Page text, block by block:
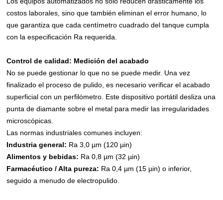
costos laborales, sino que también eliminan el error humano, lo
que garantiza que cada centímetro cuadrado del tanque cumpla
con la especificación Ra requerida.
Control de calidad: Medición del acabado
No se puede gestionar lo que no se puede medir. Una vez
finalizado el proceso de pulido, es necesario verificar el acabado
superficial con un perfilómetro. Este dispositivo portátil desliza una
punta de diamante sobre el metal para medir las irregularidades
microscópicas.
Las normas industriales comunes incluyen:
Industria general: Ra 3,0 µm (120 µin)
Alimentos y bebidas: Ra 0,8 µm (32 µin)
Farmacéutico / Alta pureza: Ra 0,4 µm (15 µin) o inferior,
seguido a menudo de electropulido.